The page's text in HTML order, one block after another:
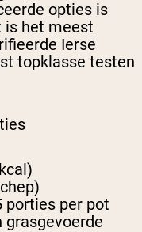
opties is
is het meest
Ierse
topklasse testen
porties per pot